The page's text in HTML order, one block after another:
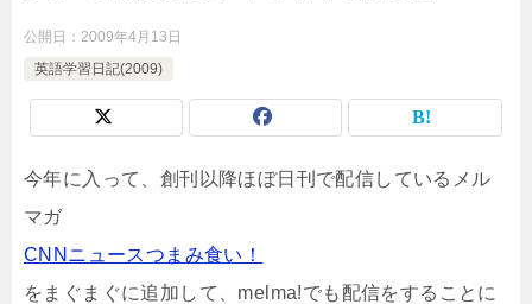
公開日： 2009年4月13日
英語学習日記(2009)
今年に入って、創刊以降ほぼ日刊で配信しているメル
マガ
CNNニュースつまみ食い！
をまぐまぐに追加して、melma!でも配信をすることに